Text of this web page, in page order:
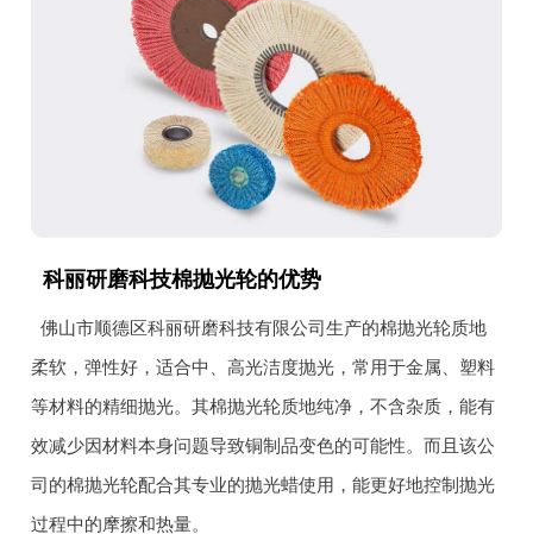
科丽研磨科技棉抛光轮的优势
佛山市顺德区科丽研磨科技有限公司生产的棉抛光轮质地
柔软，弹性好，适合中、高光洁度抛光，常用于金属、塑料
等材料的精细抛光。其棉抛光轮质地纯净，不含杂质，能有
效减少因材料本身问题导致铜制品变色的可能性。而且该公
司的棉抛光轮配合其专业的抛光蜡使用，能更好地控制抛光
过程中的摩擦和热量。